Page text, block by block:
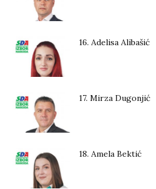
16. Adelisa Alibašić
17. Mirza Dugonjić
18. Amela Bektić